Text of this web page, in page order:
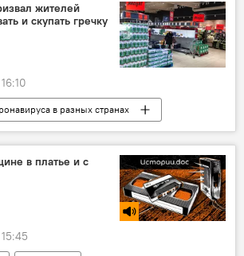
жителей
и скупать гречку
в разных странах
Вильнюс
Сантаришкес
в платье и с